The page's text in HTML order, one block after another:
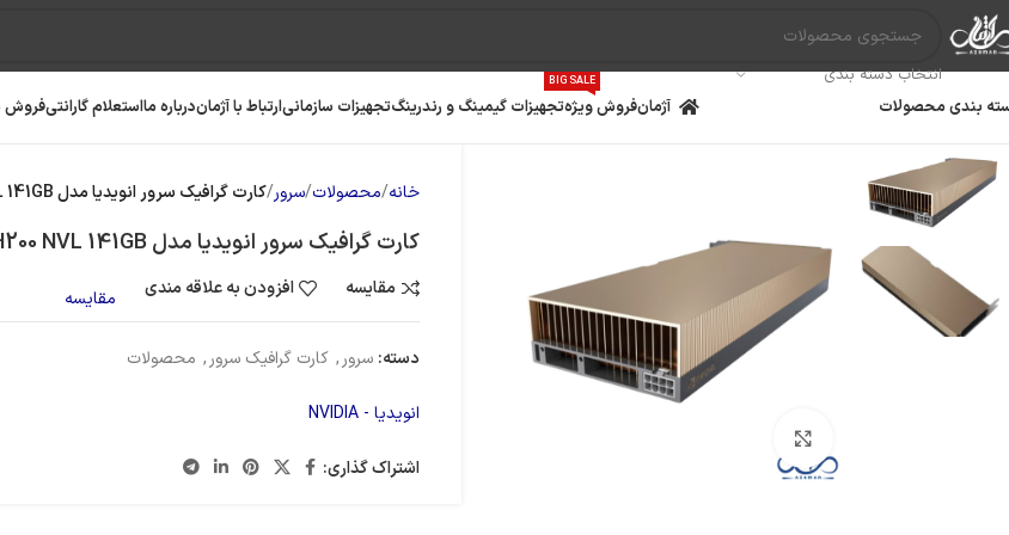
انتخاب دسته بندی
بندی محصولات آژمانفروش ویژه
BIG SALE
تجهیزات گیمینگ و رندرینگتجهیزات سازمانیارتباط با آژماندرباره مااستعلام گارانتیفروش
خانه محصولات سرور کارت گرافیک سرور انویدیا مدل Nvidia H200 NVL 141GB
کارت گرافیک سرور انویدیا مدل Nvidia H200 NVL 141GB
مقایسه افزودن به علاقه مندی مقایسه
دسته: سرور , کارت گرافیک سرور , محصولات
انویدیا - NVIDIA
اشتراک گذاری: